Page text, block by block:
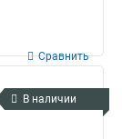
Сравнить
В наличии